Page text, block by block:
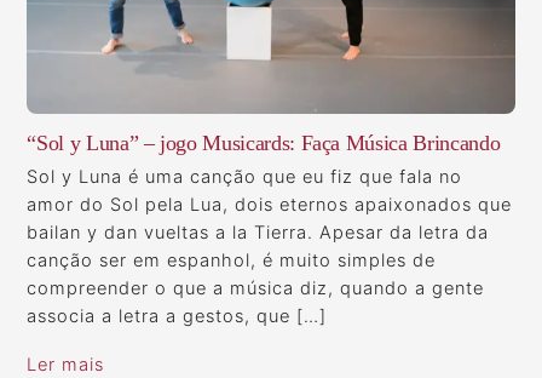
“Sol y Luna” – jogo Musicards: Faça Música Brincando
Sol y Luna é uma canção que eu fiz que fala no
amor do Sol pela Lua, dois eternos apaixonados que
bailan y dan vueltas a la Tierra. Apesar da letra da
canção ser em espanhol, é muito simples de
compreender o que a música diz, quando a gente
associa a letra a gestos, que […]
Ler mais